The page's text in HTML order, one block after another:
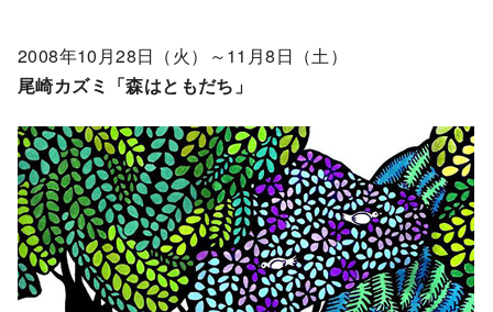
2008年10月28日（火）～11月8日（土）
尾崎カズミ「森はともだち」